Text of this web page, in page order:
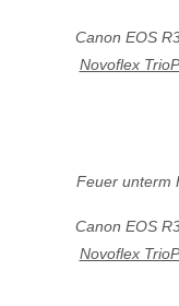
Canon EOS
Novoflex
Feuer unterm
Canon EOS
Novoflex